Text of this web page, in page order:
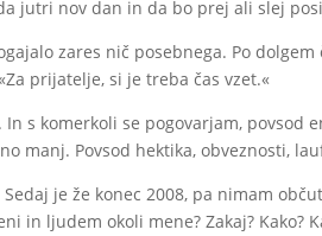
jutri nov dan in da bo prej ali slej
zares nič posebnega. Po dolgem
prijatelje, si je treba čas vzet.«
s komerkoli se pogovarjam, povsod
manj. Povsod hektika, obveznosti,
je že konec 2008, pa nimam
in ljudem okoli mene? Zakaj? Kako?